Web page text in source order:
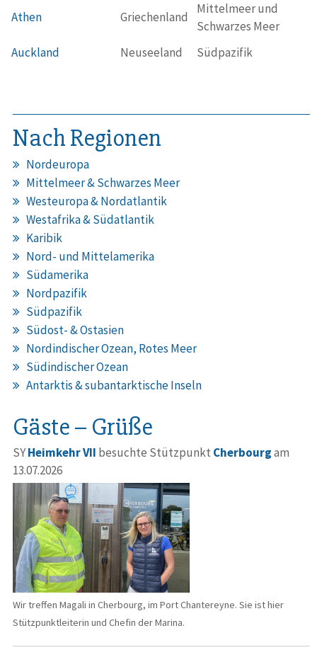
Athen Griechenland
Mittelmeer und
Schwarzes Meer
Auckland
Neuseeland Südpazifik
Nach Regionen
Nordeuropa
Mittelmeer & Schwarzes Meer
Westeuropa & Nordatlantik
Westafrika & Südatlantik
Karibik
Nord- und Mittelamerika
Südamerika
Nordpazifik
Südpazifik
Südost- & Ostasien
Nordindischer Ozean, Rotes Meer
Südindischer Ozean
Antarktis & subantarktische Inseln
Gäste – Grüße
SYHeimkehr VII besuchte Stützpunkt Cherbourgam
13.07.2026
Wir treffen Magali in Cherbourg, im Port Chantereyne. Sie ist hier
Stützpunktleiterin und Chefin der Marina.